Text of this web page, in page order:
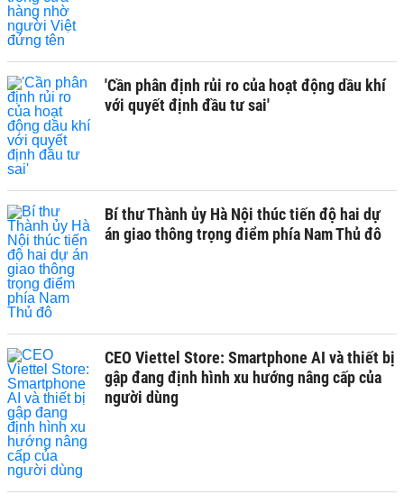
'Cần phân định rủi ro của hoạt động dầu khí
với quyết định đầu tư sai'
Bí thư Thành ủy Hà Nội thúc tiến độ hai dự
án giao thông trọng điểm phía Nam Thủ đô
CEO Viettel Store: Smartphone AI và thiết bị
gập đang định hình xu hướng nâng cấp của
người dùng